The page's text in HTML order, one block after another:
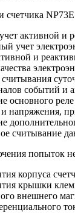
активной и
учет
и
событий и
основного
и напряжения,
считывание
попыток
корпуса
крышки
внешнего